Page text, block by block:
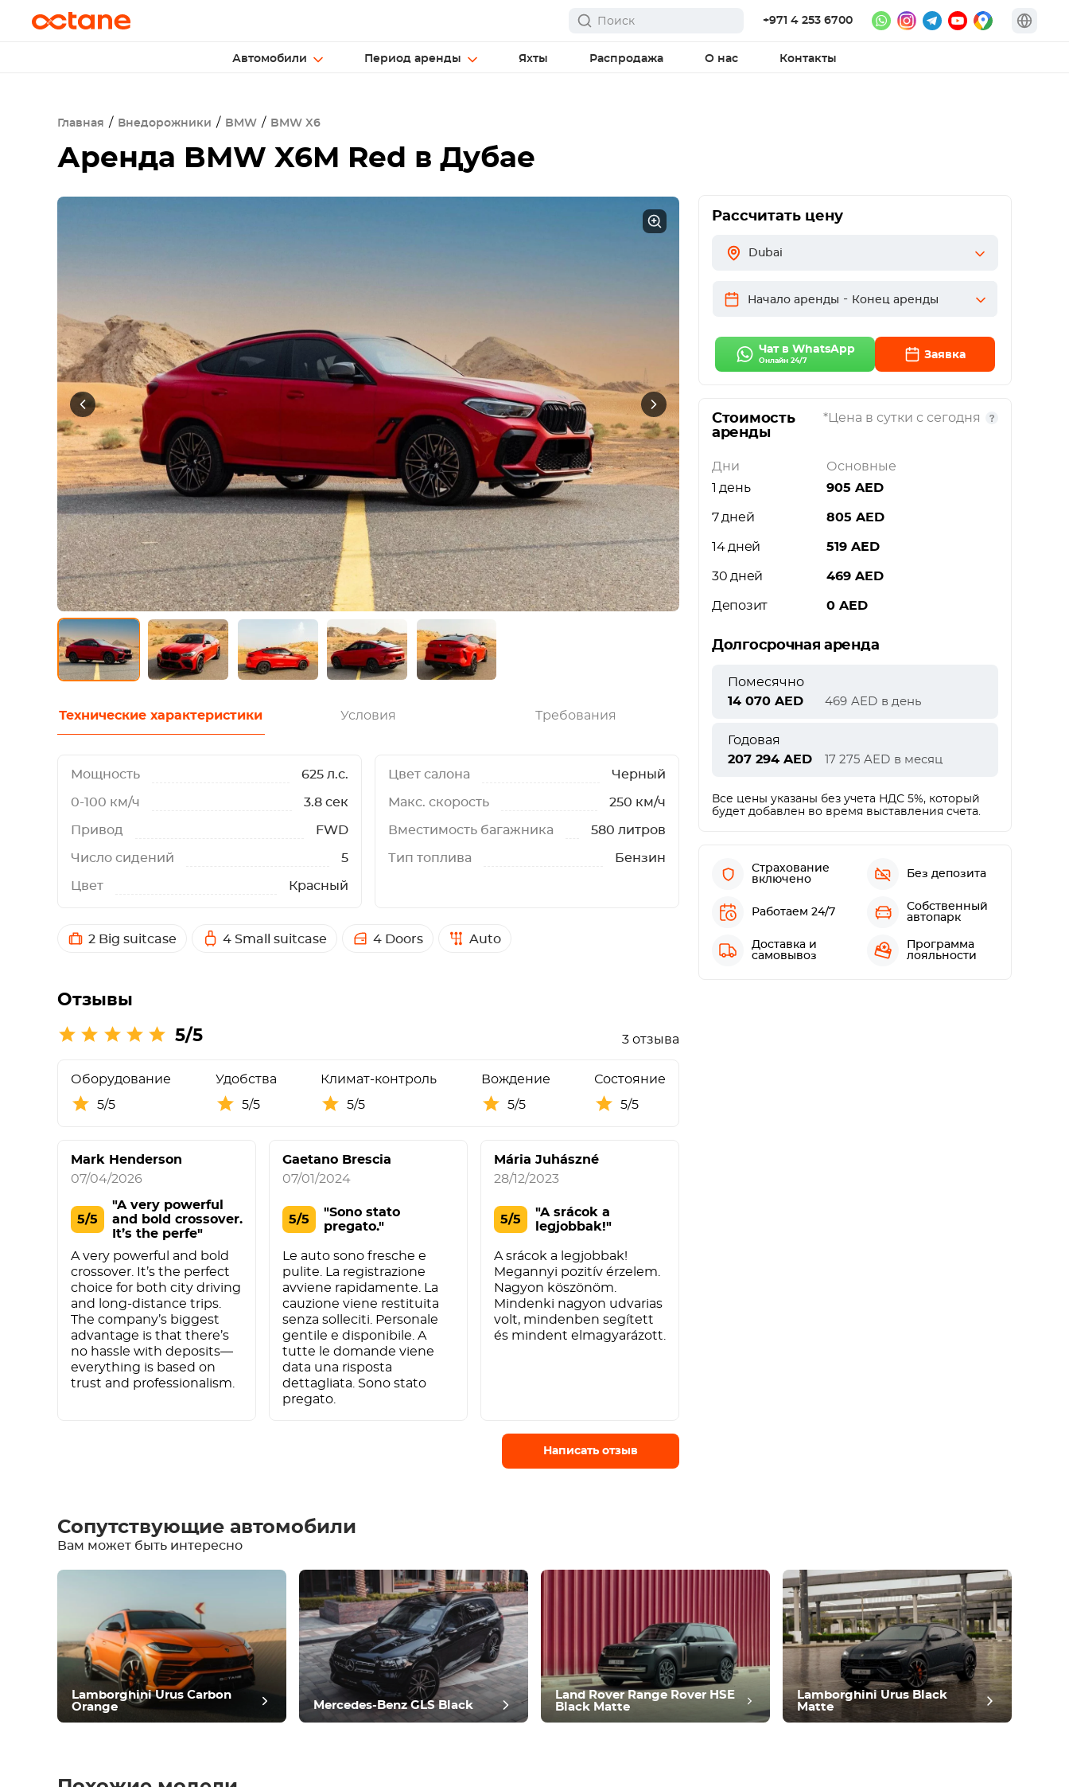
+971 4 253 6700
Автомобили Период аренды Яхты Распродажа О нас Контакты
Главная Внедорожники BMW BMW X6
Аренда BMW X6M Red в Дубае
Рассчитать цену
Dubai
Начало аренды - Конец аренды
Чат в WhatsApp
Онлайн 24/7
Заявка
Стоимость
аренды
*Цена в сутки с сегодня
Дни
Основные
1 день
905 AED
7 дней 805 AED
14 дней 519 AED
30 дней 469 AED
Депозит 0 AED
Долгосрочная аренда
Помесячно
14 070 AED 469 AED в день
Годовая
207 294 AED 17 275 AED в месяц
Все цены указаны без учета НДС 5%, который
будет добавлен во время выставления счета.
Страхование
включено
Без депозита
Работаем 24/7
Собственный
автопарк
Доставка и
самовывоз
Программа
лояльности
Технические характеристики Условия Требования
Мощность 625 л.с.
0-100 км/ч 3.8 сек
Привод FWD
Число сидений 5
Цвет Красный
Цвет салона Черный
Макс. скорость 250 км/ч
Вместимость багажника 580 литров
Тип топлива Бензин
2 Big suitcase 4 Small suitcase 4 Doors Auto
Отзывы
5/5 3 отзыва
Оборудование
5/5
Удобства
5/5
Климат-контроль
5/5
Вождение
5/5
Состояние
5/5
Mark Henderson
07/04/2026
5/5
"A very powerful
and bold crossover.
It’s the perfe"
A very powerful and bold
crossover. It’s the perfect
choice for both city driving
and long-distance trips.
The company’s biggest
advantage is that there’s
no hassle with deposits—
everything is based on
trust and professionalism.
Gaetano Brescia
07/01/2024
5/5
"Sono stato
pregato."
Le auto sono fresche e
pulite. La registrazione
avviene rapidamente. La
cauzione viene restituita
senza solleciti. Personale
gentile e disponibile. A
tutte le domande viene
data una risposta
dettagliata. Sono stato
pregato.
Mária Juhászné
28/12/2023
5/5
"A srácok a
legjobbak!"
A srácok a legjobbak!
Megannyi pozitív érzelem.
Nagyon köszönöm.
Mindenki nagyon udvarias
volt, mindenben segített
és mindent elmagyarázott.
Написать отзыв
Удобства
Климат-контроль
Вождение
Состояние
Сопутствующие автомобили
Вам может быть интересно
Lamborghini Urus Carbon
Orange
Mercedes-Benz GLS Black
Land Rover Range Rover HSE
Black Matte
Lamborghini Urus Black
Matte